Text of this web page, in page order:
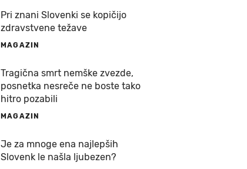
Pri znani Slovenki se kopičijo
zdravstvene težave
MAGAZIN
Tragična smrt nemške zvezde,
posnetka nesreče ne boste tako
hitro pozabili
MAGAZIN
Je za mnoge ena najlepših
Slovenk le našla ljubezen?